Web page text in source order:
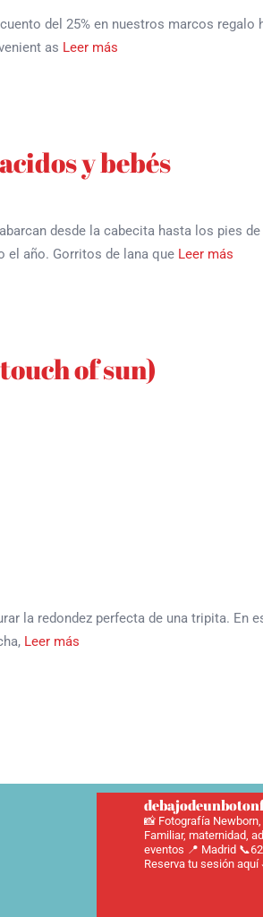
del 25% en nuestros marcos
as Leer más
y bebés
desde la cabecita hasta los pies
el año. Gorritos de lana que Leer más
of sun)
la redondez perfecta de una tripita.
Leer más
📸 Fotografía
Familiar, maternidad,
eventos 📍 Madrid
Reserva tu sesión aquí